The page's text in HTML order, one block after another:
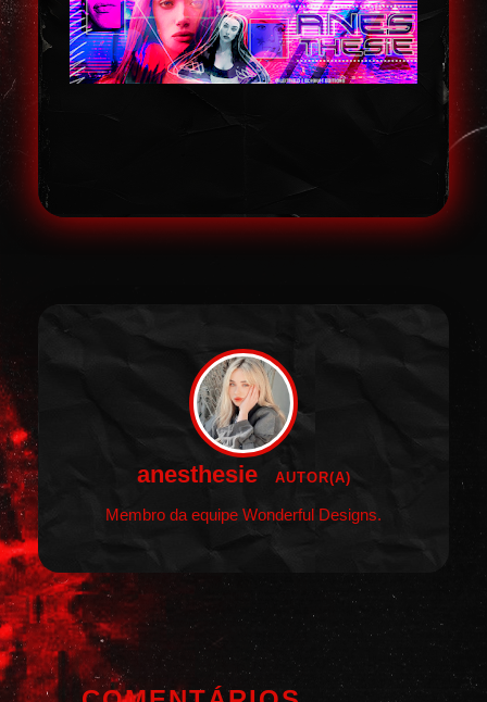
anesthesie AUTOR(A)
Membro da equipe Wonderful Designs.